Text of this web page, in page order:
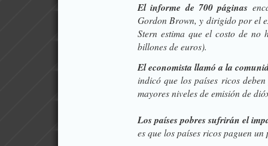
El informe de 700 páginas
Gordon Brown, y dirigido por el
Stern estima que el costo de no
billones de euros).
El economista llamó a la
indicó que los países ricos
mayores niveles de emisión de
Los países pobres sufrirán el
es que los países ricos paguen un